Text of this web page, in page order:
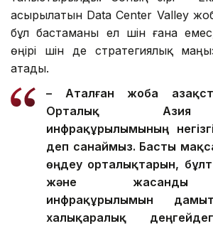
асырылатын Data Center Valley
бұл бастаманы ел үшін ғана
өңірі үшін де стратегиялық
атады.
– Аталған жоба
Орталық Азия
инфрақұрылымының
деп санаймыз. Басты
өңдеу орталықтарын,
және жасанды
инфрақұрылымын
халықаралық